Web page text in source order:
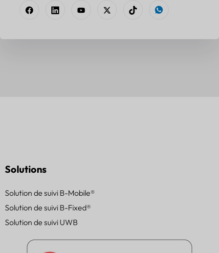
Solutions
Solution de suivi B-Mobile®
Solution de suivi B-Fixed®
Solution de suivi UWB